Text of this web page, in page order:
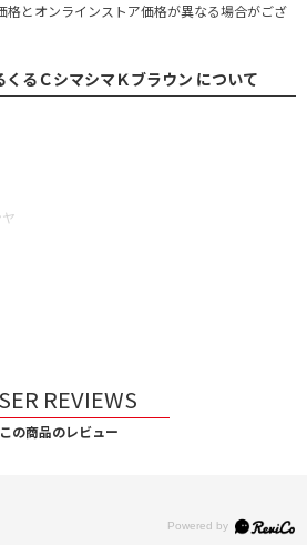
とオンラインストア価格が異なる場合がござ
るＣシマシマＫブラウン について
REVIEWS
この商品のレビュー